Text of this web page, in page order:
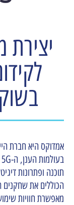
יצירת
אמדוקס היא חברת
הכוללים את שחקנים
מאפשרת חוויות